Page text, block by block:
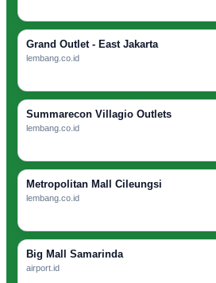
Grand Outlet - East Jakarta
lembang.co.id
Summarecon Villagio Outlets
lembang.co.id
Metropolitan Mall Cileungsi
lembang.co.id
Big Mall Samarinda
airport.id